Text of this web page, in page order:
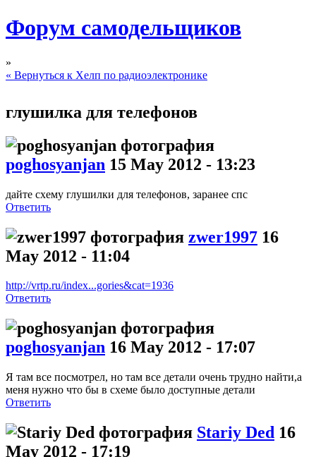
Форум самодельщиков
»
« Вернуться к Хелп по радиоэлектронике
глушилка для телефонов
poghosyanjan 15 May 2012 - 13:23
дайте схему глушилки для телефонов, заранее спс
Ответить
zwer1997 16
May 2012 - 11:04
http://vrtp.ru/index...gories&cat=1936
Ответить
poghosyanjan 16 May 2012 - 17:07
Я там все посмотрел, но там все детали очень трудно найти,а
меня нужно что бы в схеме было доступные детали
Ответить
Stariy Ded 16
May 2012 - 17:19